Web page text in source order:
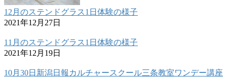
12月のステンドグラス1日体験の様子
2021年12月27日
11月のステンドグラス1日体験の様子
2021年12月19日
10月30日新潟日報カルチャースクール三条教室ワンデー講座